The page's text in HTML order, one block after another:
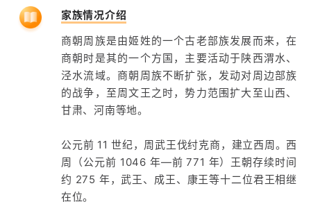
家族情况介绍
商朝周族是由姬姓的一个古老部族发展而来，在
商朝时是其的一个方国，主要活动于陕西渭水、
泾水流域。商朝周族不断扩张，发动对周边部族
的战争，至周文王之时，势力范围扩大至山西、
甘肃、河南等地。
公元前 11 世纪，周武王伐纣克商，建立西周。西
周（公元前 1046 年—前 771 年）王朝存续时间
约 275 年，武王、成王、康王等十二位君王相继
在位。